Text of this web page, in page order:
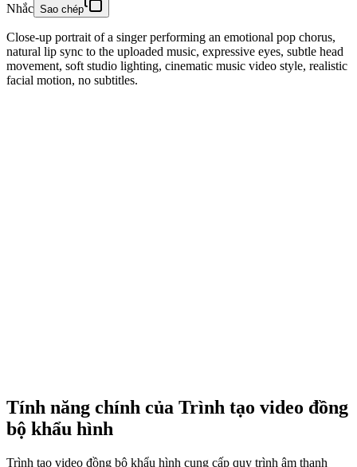
Nhắc Sao chép
Close-up portrait of a singer performing an emotional pop chorus,
natural lip sync to the uploaded music, expressive eyes, subtle head
movement, soft studio lighting, cinematic music video style, realistic
facial motion, no subtitles.
Tính năng chính của Trình tạo video đồng
bộ khẩu hình
Trình tạo video đồng bộ khẩu hình cung cấp quy trình âm thanh